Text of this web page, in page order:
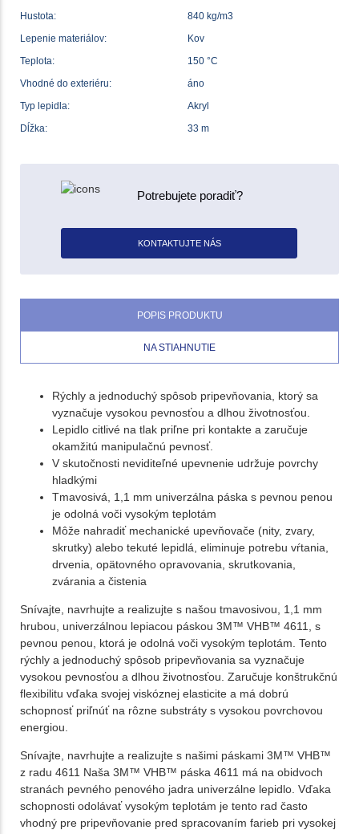
Hustota:
840 kg/m3
Lepenie materiálov:
Kov
Teplota:
150 °C
Vhodné do exteriéru:
áno
Typ lepidla:
Akryl
Dĺžka:
33 m
Potrebujete poradiť?
KONTAKTUJTE NÁS
POPIS PRODUKTU
NA STIAHNUTIE
Rýchly a jednoduchý spôsob pripevňovania, ktorý sa
vyznačuje vysokou pevnosťou a dlhou životnosťou.
Lepidlo citlivé na tlak priľne pri kontakte a zaručuje
okamžitú manipulačnú pevnosť.
V skutočnosti neviditeľné upevnenie udržuje povrchy
hladkými
Tmavosivá, 1,1 mm univerzálna páska s pevnou penou
je odolná voči vysokým teplotám
Môže nahradiť mechanické upevňovače (nity, zvary,
skrutky) alebo tekuté lepidlá, eliminuje potrebu vŕtania,
drvenia, opätovného opravovania, skrutkovania,
zvárania a čistenia
Snívajte, navrhujte a realizujte s našou tmavosivou, 1,1 mm
hrubou, univerzálnou lepiacou páskou 3M™ VHB™ 4611, s
pevnou penou, ktorá je odolná voči vysokým teplotám. Tento
rýchly a jednoduchý spôsob pripevňovania sa vyznačuje
vysokou pevnosťou a dlhou životnosťou. Zaručuje konštrukčnú
flexibilitu vďaka svojej viskóznej elasticite a má dobrú
schopnosť priľnúť na rôzne substráty s vysokou povrchovou
energiou.
Snívajte, navrhujte a realizujte s našimi páskami 3M™ VHB™
z radu 4611 Naša 3M™ VHB™ páska 4611 má na obidvoch
stranách pevného penového jadra univerzálne lepidlo. Vďaka
schopnosti odolávať vysokým teplotám je tento rad často
vhodný pre pripevňovanie pred spracovaním farieb pri vysokej